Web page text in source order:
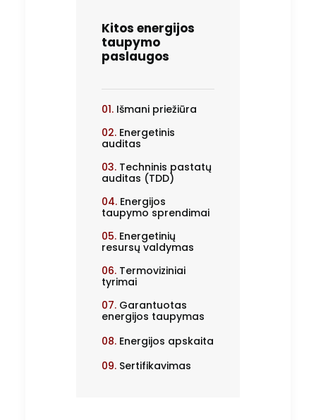
Kitos energijos
taupymo
paslaugos
01. Išmani priežiūra
02. Energetinis
auditas
03. Techninis pastatų
auditas (TDD)
04. Energijos
taupymo sprendimai
05. Energetinių
resursų valdymas
06. Termoviziniai
tyrimai
07. Garantuotas
energijos taupymas
08. Energijos apskaita
09. Sertifikavimas